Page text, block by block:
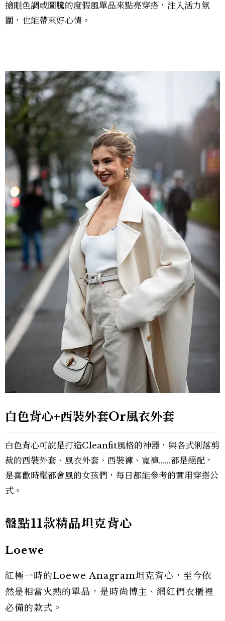
搶眼色調或圖騰的度假風單品來點亮穿搭，注入活力氛
圍，也能帶來好心情。
白色背心+西裝外套Or風衣外套
白色背心可說是打造Cleanfit風格的神器，與各式俐落剪
裁的西裝外套、風衣外套、西裝褲、寬褲……都是絕配，
是喜歡時髦都會風的女孩們，每日都能參考的實用穿搭公
式。
盤點11款精品坦克背心
Loewe
紅極一時的Loewe Anagram坦克背心，至今依
然是相當火熱的單品，是時尚博主、網紅們衣櫃裡
必備的款式。